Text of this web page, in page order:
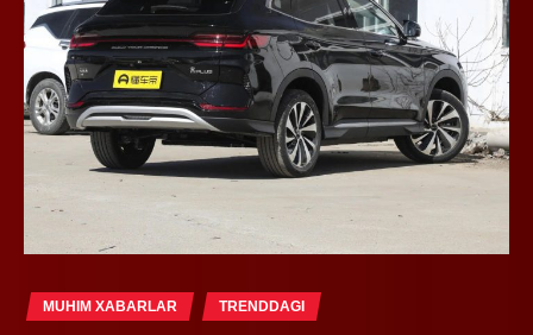
MUHIM XABARLAR TRENDDAGI